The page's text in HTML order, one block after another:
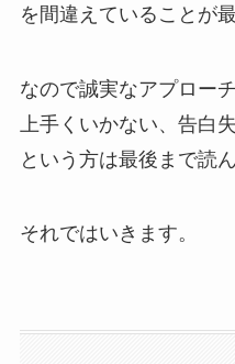
を間違えていることが
なので誠実なアプロー
上手くいかない、告白
という方は最後まで読
それではいきます。